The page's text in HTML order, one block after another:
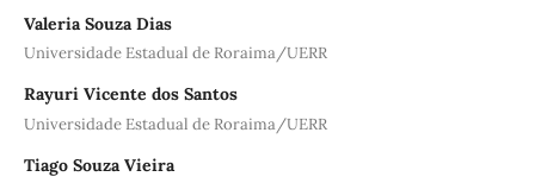
Valeria Souza Dias
Universidade Estadual de Roraima/UERR
Rayuri Vicente dos Santos
Universidade Estadual de Roraima/UERR
Tiago Souza Vieira